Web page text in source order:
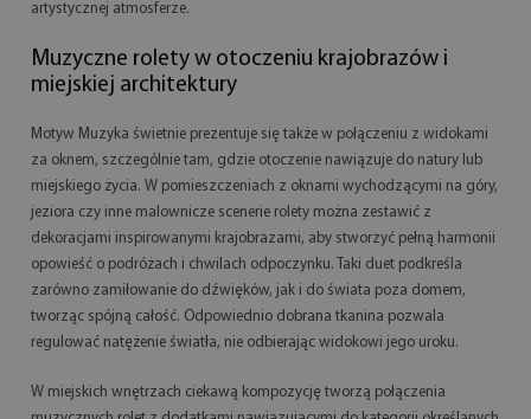
artystycznej atmosferze.
Muzyczne rolety w otoczeniu krajobrazów i
miejskiej architektury
Motyw Muzyka świetnie prezentuje się także w połączeniu z widokami
za oknem, szczególnie tam, gdzie otoczenie nawiązuje do natury lub
miejskiego życia. W pomieszczeniach z oknami wychodzącymi na góry,
jeziora czy inne malownicze scenerie rolety można zestawić z
dekoracjami inspirowanymi krajobrazami, aby stworzyć pełną harmonii
opowieść o podróżach i chwilach odpoczynku. Taki duet podkreśla
zarówno zamiłowanie do dźwięków, jak i do świata poza domem,
tworząc spójną całość. Odpowiednio dobrana tkanina pozwala
regulować natężenie światła, nie odbierając widokowi jego uroku.
W miejskich wnętrzach ciekawą kompozycję tworzą połączenia